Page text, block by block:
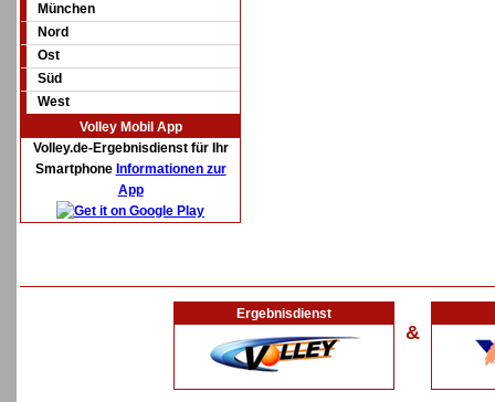
München
Nord
Ost
Süd
West
Volley Mobil App
Volley.de-Ergebnisdienst für Ihr
Smartphone Informationen zur
App
Ergebnisdienst
&